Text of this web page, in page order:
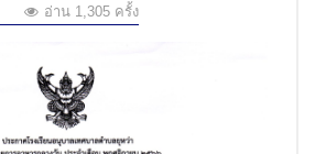
อ่าน 1,305 ครั้ง